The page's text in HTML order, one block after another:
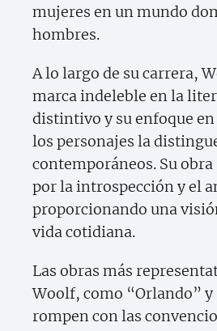
mujeres en un mundo
hombres.
A lo largo de su carrera,
marca indeleble en la
distintivo y su enfoque
los personajes la
contemporáneos. Su
por la introspección y el
proporcionando una
vida cotidiana.
Las obras más
Woolf, como “Orlando” y
rompen con las